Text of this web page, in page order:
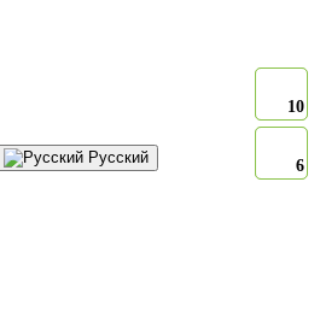
Русский
10
6
10
6